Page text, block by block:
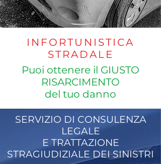
INFORTUNISTICA
STRADALE
Puoi ottenere il GIUSTO
RISARCIMENTO
del tuo danno
SERVIZIO DI CONSULENZA
LEGALE
E TRATTAZIONE
STRAGIUDIZIALE DEI SINISTRI